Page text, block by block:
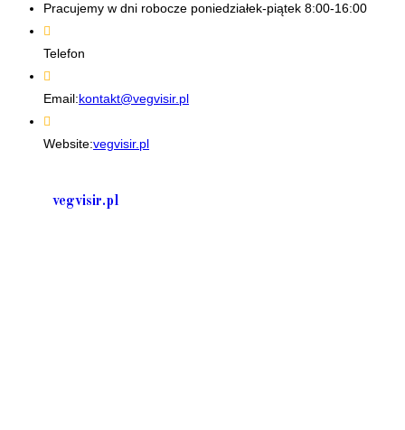
Pracujemy w dni robocze poniedziałek-piątek 8:00-16:00
Telefon
Email:kontakt@vegvisir.plOpens
Website:vegvisir.pl
vegvisir.pl